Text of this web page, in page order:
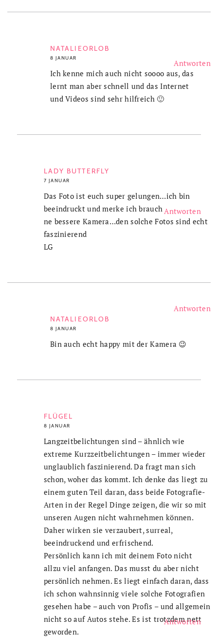
NATALIEORLOB
8 JANUAR
Ich kenne mich auch nicht soooo aus, das
lernt man aber schnell und das Internet
und Videos sind sehr hilfreich 🙂
LADY BUTTERFLY
7 JANUAR
Antworten
Das Foto ist euch super gelungen…ich bin
beeindruckt und merke ich brauch
ne bessere Kamera…den solche Fotos sind echt
faszinierend
LG
NATALIEORLOB
8 JANUAR
Antworten
Bin auch echt happy mit der Kamera 😉
FLÜGEL
8 JANUAR
Antworten
Langzeitbelichtungen sind – ähnlich wie
extreme Kurzzeitbelichtungen – immer wieder
unglaublich faszinierend. Da fragt man sich
schon, woher das kommt. Ich denke das liegt zu
einem guten Teil daran, dass beide Fotografie-
Arten in der Regel Dinge zeigen, die wir so mit
unseren Augen nicht wahrnehmen können.
Daher wirken sie verzaubert, surreal,
beeindruckend und erfrischend.
Persönlich kann ich mit deinem Foto nicht
allzu viel anfangen. Das musst du aber nicht
persönlich nehmen. Es liegt einfach daran, dass
ich schon wahnsinnig viele solche Fotografien
gesehen habe – auch von Profis – und allgemein
nicht so auf Autos stehe. Es ist trotzdem nett
geworden.
Antworten